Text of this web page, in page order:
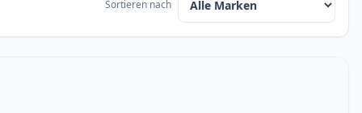
Sortieren nach